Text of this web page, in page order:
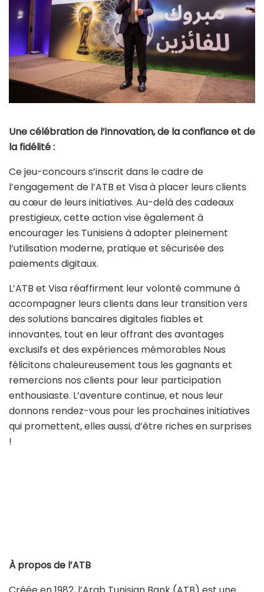
Une célébration de l’innovation, de la confiance et de
la fidélité :
Ce jeu-concours s’inscrit dans le cadre de
l’engagement de l’ATB et Visa à placer leurs clients
au cœur de leurs initiatives. Au-delà des cadeaux
prestigieux, cette action vise également à
encourager les Tunisiens à adopter pleinement
l’utilisation moderne, pratique et sécurisée des
paiements digitaux.
L’ATB et Visa réaffirment leur volonté commune à
accompagner leurs clients dans leur transition vers
des solutions bancaires digitales fiables et
innovantes, tout en leur offrant des avantages
exclusifs et des expériences mémorables Nous
félicitons chaleureusement tous les gagnants et
remercions nos clients pour leur participation
enthousiaste. L’aventure continue, et nous leur
donnons rendez-vous pour les prochaines initiatives
qui promettent, elles aussi, d’être riches en surprises
!
À propos de l’ATB